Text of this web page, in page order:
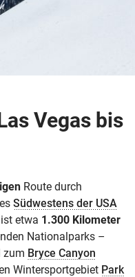
Vegas bis
Route durch
Südwestens der USA
etwa 1.300 Kilometer
Nationalparks –
Bryce Canyon
Wintersportgebiet Park